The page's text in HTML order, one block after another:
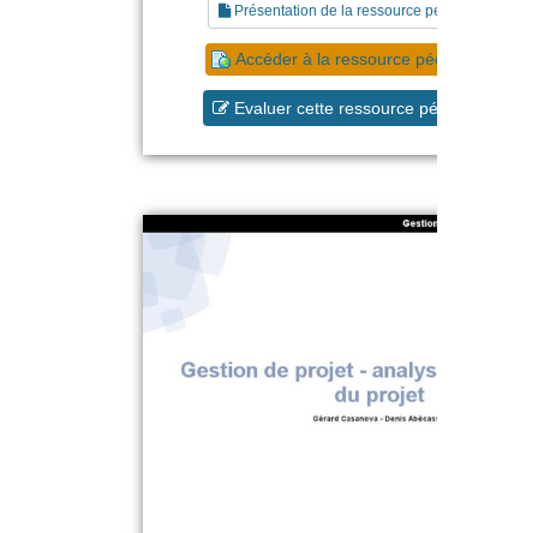
Présentation de la ressource pédagogique
Accéder à la ressource pédagogique
Evaluer cette ressource pédagogique